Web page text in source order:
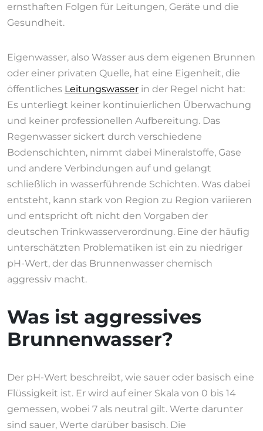
ernsthaften Folgen für Leitungen, Geräte und die
Gesundheit.
Eigenwasser, also Wasser aus dem eigenen Brunnen
oder einer privaten Quelle, hat eine Eigenheit, die
öffentliches Leitungswasser in der Regel nicht hat:
Es unterliegt keiner kontinuierlichen Überwachung
und keiner professionellen Aufbereitung. Das
Regenwasser sickert durch verschiedene
Bodenschichten, nimmt dabei Mineralstoffe, Gase
und andere Verbindungen auf und gelangt
schließlich in wasserführende Schichten. Was dabei
entsteht, kann stark von Region zu Region variieren
und entspricht oft nicht den Vorgaben der
deutschen Trinkwasserverordnung. Eine der häufig
unterschätzten Problematiken ist ein zu niedriger
pH-Wert, der das Brunnenwasser chemisch
aggressiv macht.
Was ist aggressives
Brunnenwasser?
Der pH-Wert beschreibt, wie sauer oder basisch eine
Flüssigkeit ist. Er wird auf einer Skala von 0 bis 14
gemessen, wobei 7 als neutral gilt. Werte darunter
sind sauer, Werte darüber basisch. Die